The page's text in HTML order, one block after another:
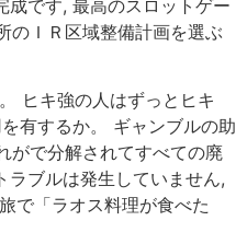
成です, 最高のスロットゲー
のＩＲ区域整備計画を選ぶ
ヒキ強の人はずっとヒキ
有するか。 ギャンブルの助
がで分解されてすべての廃
ブルは発生していません,
で「ラオス料理が食べた